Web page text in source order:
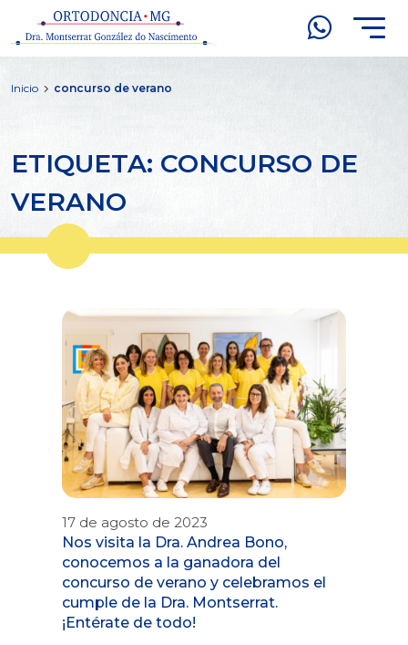
Inicio concurso de verano
ETIQUETA: CONCURSO DE
VERANO
17 de agosto de 2023
Nos visita la Dra. Andrea Bono,
conocemos a la ganadora del
concurso de verano y celebramos el
cumple de la Dra. Montserrat.
¡Entérate de todo!